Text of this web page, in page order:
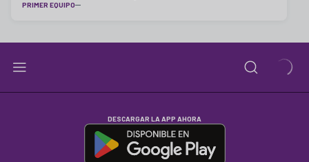
PRIMER EQUIPO
DESCARGAR LA APP AHORA